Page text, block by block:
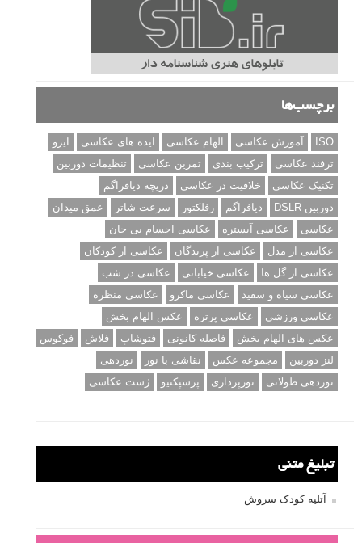
برچسب‌ها
ISO آموزش عکاسی الهام عکاسی ایده های عکاسی
ایزو
ترفند عکاسی
ترکیب بندی تمرین عکاسی
تنظیمات دوربین
تکنیک عکاسی
خلاقیت در عکاسی
دریچه دیافراگم
دوربین DSLR
دیافراگم رفلکتور سرعت شاتر
عمق میدان
عکاسی
عکاسی آبستره
عکاسی اجسام بی جان
عکاسی از مدل
عکاسی از پرندگان
عکاسی از کودکان
عکاسی از گل ها
عکاسی خیابانی
عکاسی در شب
عکاسی سیاه و سفید
عکاسی ماکرو
عکاسی منظره
عکاسی ورزشی
عکاسی پرتره
عکس الهام بخش
عکس های الهام بخش
فاصله کانونی فتوشاپ فلاش
فوکوس
لنز دوربین
مجموعه عکس نقاشی با نور
نوردهی
نوردهی طولانی
نورپردازی پرسپکتیو ژست عکاسی
تبلیغ متنی
آتلیه کودک سروش